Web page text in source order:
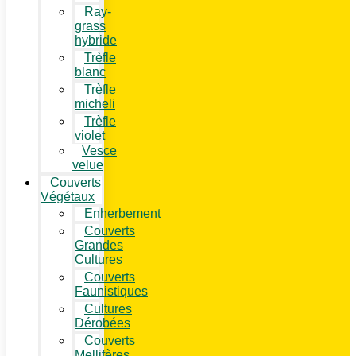
Ray-
grass
hybride
Trèfle
blanc
Trèfle
micheli
Trèfle
violet
Vesce
velue
Couverts
Végétaux
Enherbement
Couverts
Grandes
Cultures
Couverts
Faunistiques
Cultures
Dérobées
Couverts